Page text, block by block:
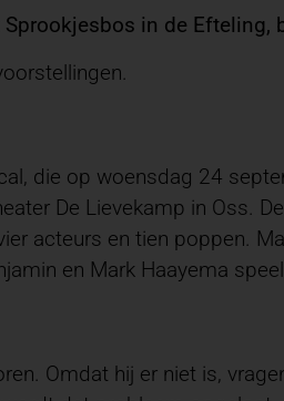
in de Efteling,
die op woensdag 24
De Lievekamp in Oss.
acteurs en tien poppen.
en Mark Haayema
Omdat hij er niet is,